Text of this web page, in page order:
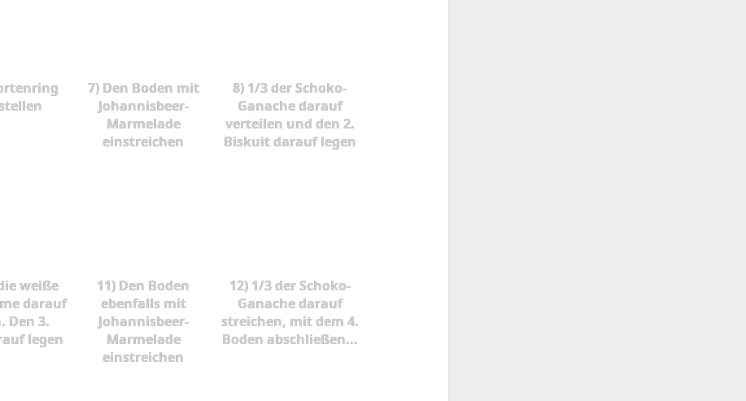
7) Den Boden mit
Johannisbeer-
Marmelade
einstreichen
8) 1/3 der Schoko-
Ganache darauf
verteilen und den 2.
Biskuit darauf legen
weiße
darauf
Den 3.
legen
11) Den Boden
ebenfalls mit
Johannisbeer-
Marmelade
einstreichen
12) 1/3 der Schoko-
Ganache darauf
streichen, mit dem 4.
Boden abschließen...